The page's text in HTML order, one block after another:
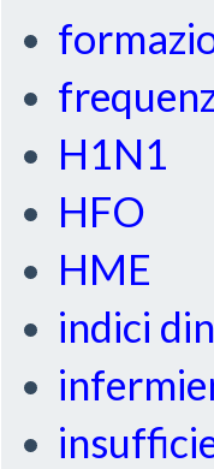
H1N1
HFO
HME
indici